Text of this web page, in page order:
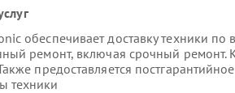
обеспечивает доставку техники по
ремонт, включая срочный ремонт.
предоставляется
техники